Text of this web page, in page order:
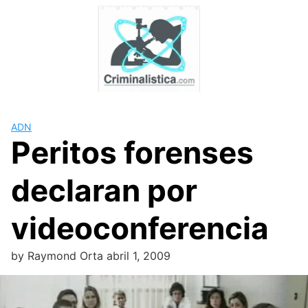
ADN
Peritos forenses
declaran por
videoconferencia
by Raymond Orta abril 1, 2009